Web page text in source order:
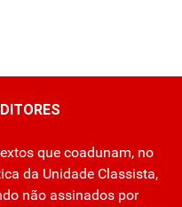
que coadunam, no
da Unidade Classista,
não assinados por